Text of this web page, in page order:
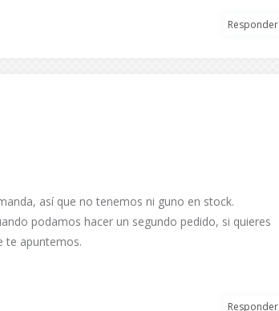
Responder
así que no tenemos ni guno en stock.
podamos hacer un segundo pedido, si quieres
te apuntemos.
Responder